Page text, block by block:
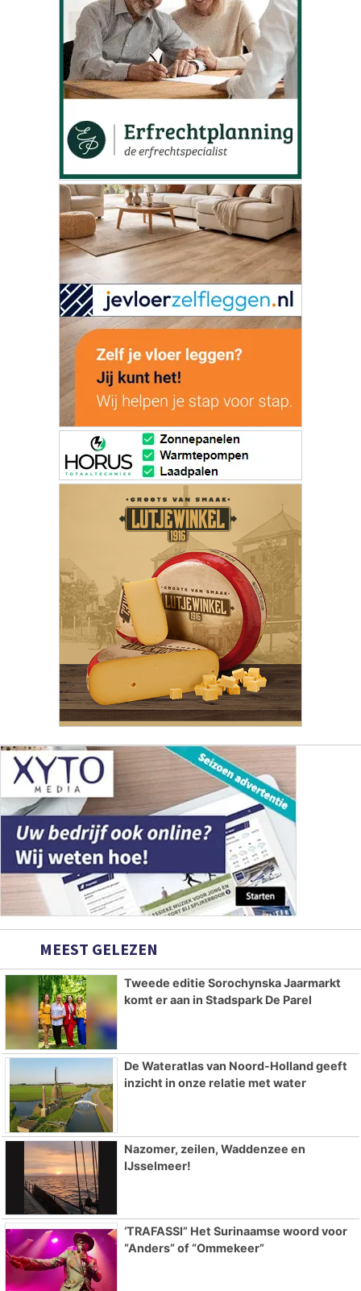
MEEST GELEZEN
Tweede editie Sorochynska Jaarmarkt
komt er aan in Stadspark De Parel
De Wateratlas van Noord-Holland geeft
inzicht in onze relatie met water
Nazomer, zeilen, Waddenzee en
IJsselmeer!
‘TRAFASSI” Het Surinaamse woord voor
“Anders” of “Ommekeer”